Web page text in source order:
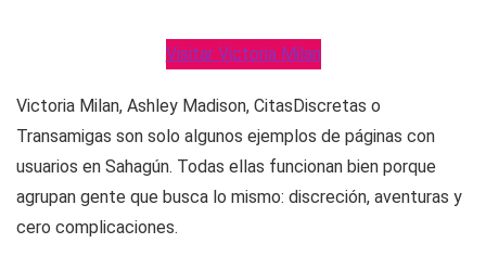
Visitar Victoria Milan
Victoria Milan, Ashley Madison, CitasDiscretas o
Transamigas son solo algunos ejemplos de páginas con
usuarios en Sahagún. Todas ellas funcionan bien porque
agrupan gente que busca lo mismo: discreción, aventuras y
cero complicaciones.